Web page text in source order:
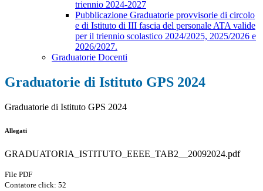
triennio 2024-2027
Pubblicazione Graduatorie provvisorie di circolo
e di Istituto di III fascia del personale ATA valide
per il triennio scolastico 2024/2025, 2025/2026 e
2026/2027.
Graduatorie Docenti
Graduatorie di Istituto GPS 2024
Graduatorie di Istituto GPS 2024
Allegati
GRADUATORIA_ISTITUTO_EEEE_TAB2__20092024.pdf
File PDF
Contatore click: 52